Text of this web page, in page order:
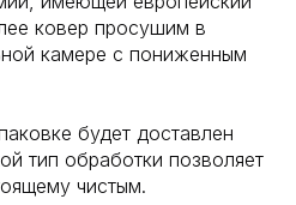
ковер просушим в
камере с пониженным
будет доставлен
тип обработки позволяет
чистым.